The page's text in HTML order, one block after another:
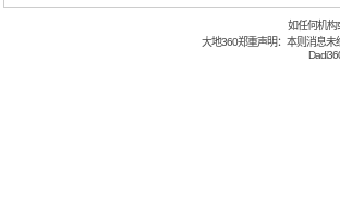
如任何机构
大地360郑重声明：本则消息未